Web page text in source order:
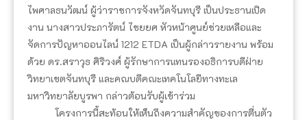
ไพศาลธนวัฒน์ ผู้ว่าราชการจังหวัดจันทบุรี เป็นประธานเปิด
งาน นางสาวประภารัตน์ ไชยยศ หัวหน้าศูนย์ช่วยเหลือและ
จัดการปัญหาออนไลน์ 1212 ETDA เป็นผู้กล่าวรายงาน พร้อม
ด้วย ดร.สราวุธ ศิริวงศ์ ผู้รักษาการแทนรองอธิการบดีฝ่าย
วิทยาเขตจันทบุรี และคณบดีคณะเทคโนโลยีทางทะเล
มหาวิทยาลัยบูรพา กล่าวต้อนรับผู้เข้าร่วม
โครงการนี้สะท้อนให้เห็นถึงความสำคัญของการตื่นตัว